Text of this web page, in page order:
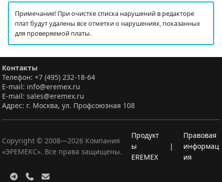
Примечание! При очистке списка нарушений в редакторе
плат будут удалены все отметки о нарушениях, показанных
для проверяемой платы.
Контакты
Телефон: +7 (495) 232-18-64
E-mail: info@eremex.ru
E-mail: sales@eremex.ru
Адрес: г. Москва, ул. Профсоюзная 108
Copyright © 2008—2026 Компания
«ЭРЕМЕКС». Все права защищены.
Продукт
ы
EREMEX
|
Правовая
информац
ия